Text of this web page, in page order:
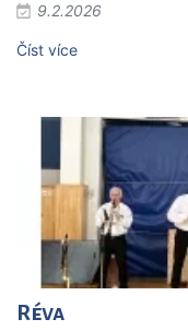
9.2.2026
Číst více
Réva